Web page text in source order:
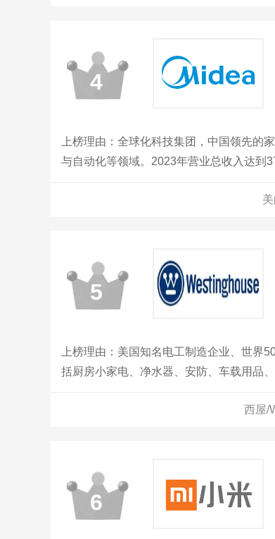
4
上榜理由：全球化科技集团，中国领先的
与自动化等领域。2023年营业总收入达到
5
上榜理由：美国知名电工制造企业、世界
括厨房小家电、净水器、安防、车载用品
西屋/
6